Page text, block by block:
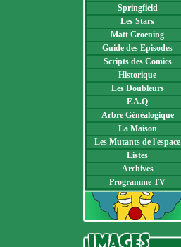
Springfield
Les Stars
Matt Groening
Guide des Episodes
Scripts des Comics
Historique
Les Doubleurs
F.A.Q
Arbre Généalogique
La Maison
Les Mutants de l'espace
Listes
Archives
Programme TV